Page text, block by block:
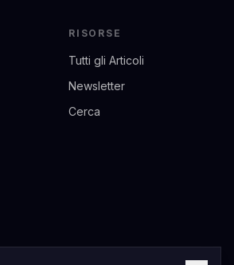
RISORSE
Tutti gli Articoli
Newsletter
Cerca